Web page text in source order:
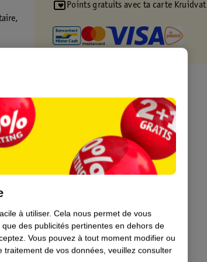
Points gratuits avec ta carte Kruidvat
à utiliser. Cela nous permet de vous
des publicités pertinentes en dehors de
Vous pouvez à tout moment modifier ou
traitement de vos données, veuillez consulter